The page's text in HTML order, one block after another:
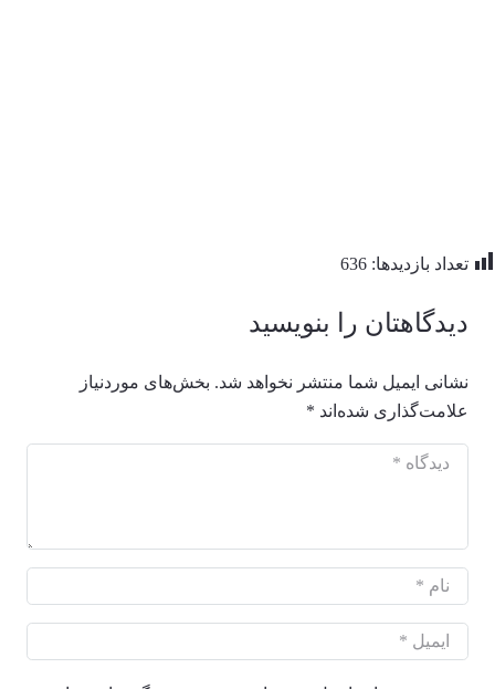
تعداد بازدیدها: 636
دیدگاهتان را بنویسید
نشانی ایمیل شما منتشر نخواهد شد. بخش‌های موردنیاز
علامت‌گذاری شده‌اند *